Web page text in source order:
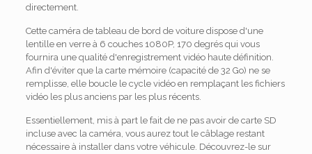
directement.
Cette caméra de tableau de bord de voiture dispose d'une
lentille en verre à 6 couches 1080P, 170 degrés qui vous
fournira une qualité d'enregistrement vidéo haute définition.
Afin d'éviter que la carte mémoire (capacité de 32 Go) ne se
remplisse, elle boucle le cycle vidéo en remplaçant les fichiers
vidéo les plus anciens par les plus récents.
Essentiellement, mis à part le fait de ne pas avoir de carte SD
incluse avec la caméra, vous aurez tout le câblage restant
nécessaire à installer dans votre véhicule. Découvrez-le sur